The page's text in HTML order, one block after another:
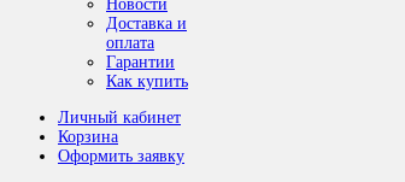
Новости
Доставка и
оплата
Гарантии
Как купить
Личный кабинет
Корзина
Оформить заявку